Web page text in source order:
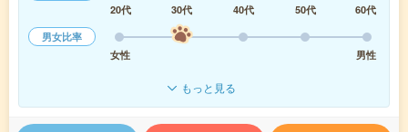
20代
30代 40代 50代
60代
男女比率
女性
男性
もっと見る